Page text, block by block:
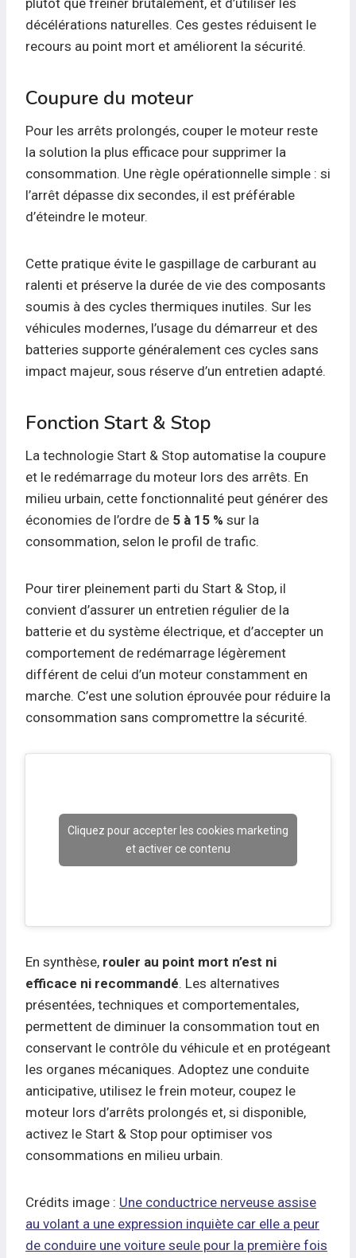
plutôt que freiner brutalement, et d’utiliser les
décélérations naturelles. Ces gestes réduisent le
recours au point mort et améliorent la sécurité.
Coupure du moteur
Pour les arrêts prolongés, couper le moteur reste
la solution la plus efficace pour supprimer la
consommation. Une règle opérationnelle simple : si
l’arrêt dépasse dix secondes, il est préférable
d’éteindre le moteur.
Cette pratique évite le gaspillage de carburant au
ralenti et préserve la durée de vie des composants
soumis à des cycles thermiques inutiles. Sur les
véhicules modernes, l’usage du démarreur et des
batteries supporte généralement ces cycles sans
impact majeur, sous réserve d’un entretien adapté.
Fonction Start & Stop
La technologie Start & Stop automatise la coupure
et le redémarrage du moteur lors des arrêts. En
milieu urbain, cette fonctionnalité peut générer des
économies de l’ordre de 5 à 15 % sur la
consommation, selon le profil de trafic.
Pour tirer pleinement parti du Start & Stop, il
convient d’assurer un entretien régulier de la
batterie et du système électrique, et d’accepter un
comportement de redémarrage légèrement
différent de celui d’un moteur constamment en
marche. C’est une solution éprouvée pour réduire la
consommation sans compromettre la sécurité.
Cliquez pour accepter les cookies marketing
et activer ce contenu
En synthèse, rouler au point mort n’est ni
efficace ni recommandé. Les alternatives
présentées, techniques et comportementales,
permettent de diminuer la consommation tout en
conservant le contrôle du véhicule et en protégeant
les organes mécaniques. Adoptez une conduite
anticipative, utilisez le frein moteur, coupez le
moteur lors d’arrêts prolongés et, si disponible,
activez le Start & Stop pour optimiser vos
consommations en milieu urbain.
Crédits image : Une conductrice nerveuse assise
au volant a une expression inquiète car elle a peur
de conduire une voiture seule pour la première fois